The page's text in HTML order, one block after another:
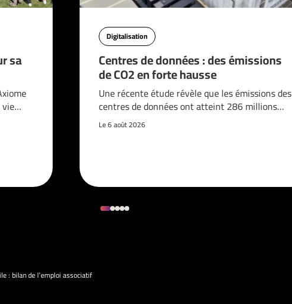
sa
vie…
Digitalisation
Centres de données : des émissions
de CO2 en forte hausse
Une récente étude révèle que les émissions des
centres de données ont atteint 286 millions…
Le 6 août 2026
: bilan de l’emploi associatif